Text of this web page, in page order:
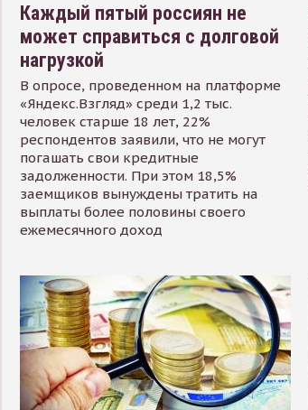
Каждый пятый россиян не
может справиться с долговой
нагрузкой
В опросе, проведенном на платформе
«Яндекс.Взгляд» среди 1,2 тыс.
человек старше 18 лет, 22%
респондентов заявили, что не могут
погашать свои кредитные
задолженности. При этом 18,5%
заемщиков вынуждены тратить на
выплаты более половины своего
ежемесячного доход